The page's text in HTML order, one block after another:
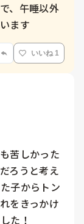
、午睡以外
ます
いいね 1
苦しかった
ろうと考え
子からトン
をきっかけ
た！